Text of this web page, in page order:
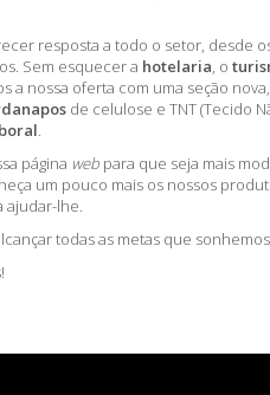
resposta a todo o setor, desde
Sem esquecer a hotelaria, o
a nossa oferta com uma seção nova,
de celulose e TNT (Tecido
.
página web para que seja mais
um pouco mais os nossos
ajudar-lhe.
todas as metas que